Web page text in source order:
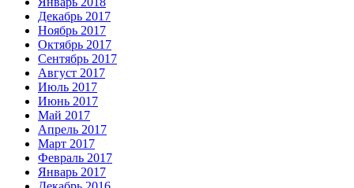
Декабрь 2017
Ноябрь 2017
Октябрь 2017
Сентябрь 2017
Август 2017
Июль 2017
Июнь 2017
Май 2017
Апрель 2017
Март 2017
Февраль 2017
Январь 2017